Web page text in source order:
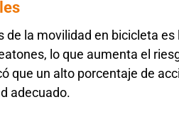
de la movilidad en bicicleta
lo que aumenta el
que un alto porcentaje de
adecuado.